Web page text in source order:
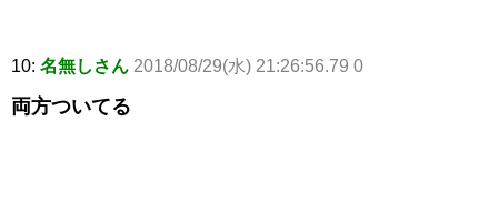
10: 名無しさん 2018/08/29(水) 21:26:56.79 0
両方ついてる